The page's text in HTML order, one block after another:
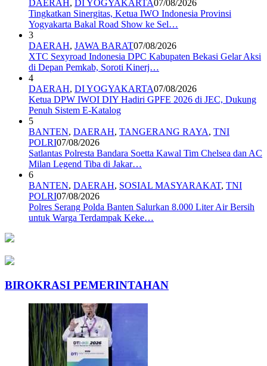
DAERAH, DI YOGYAKARTA07/08/2026
Tingkatkan Sinergitas, Ketua IWO Indonesia Provinsi
Yogyakarta Bakal Road Show ke Sel…
3
DAERAH, JAWA BARAT07/08/2026
XTC Sexyroad Indonesia DPC Kabupaten Bekasi Gelar Aksi
di Depan Pemkab, Soroti Kinerj…
4
DAERAH, DI YOGYAKARTA07/08/2026
Ketua DPW IWOI DIY Hadiri GPFE 2026 di JEC, Dukung
Penuh Sistem E-Katalog
5
BANTEN, DAERAH, TANGERANG RAYA, TNI
POLRI07/08/2026
Satlantas Polresta Bandara Soetta Kawal Tim Chelsea dan AC
Milan Legend Tiba di Jakar…
6
BANTEN, DAERAH, SOSIAL MASYARAKAT, TNI
POLRI07/08/2026
Polres Serang Polda Banten Salurkan 8.000 Liter Air Bersih
untuk Warga Terdampak Keke…
BIROKRASI PEMERINTAHAN